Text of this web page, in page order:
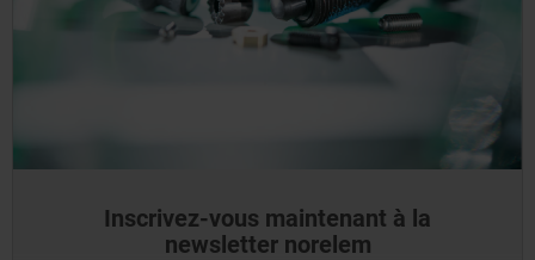
Inscrivez-vous maintenant à la
newsletter norelem